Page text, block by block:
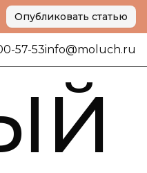
Опубликовать статью
57-53info@moluch.ru